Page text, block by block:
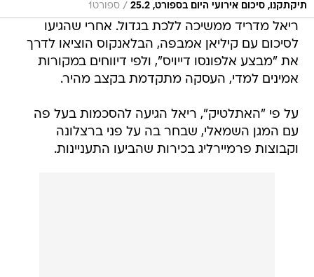
תיקתקנו, סיכום אירועי היום בספורט, 25.2 / ספורט1
ריאל מדריד ממשיכה ללכת בגדול. אחרי שהגיעו
לסיכום עם קיליאן אמבפה, הבלאנקוס הוציאו לדרך
את "מבצע אלפונסו דייויס", ולפי דיווחים במקורות
אמינים למדי, העסקה מתקדמת בקצב מהיר.
על פי "האתלטיק", ריאל הגיעה להסכמות בעל פה
עם המגן השמאלי, שבחר בה על פני ברצלונה
וקבוצות פרמיירליג בכירות שהביעו התעניינות.